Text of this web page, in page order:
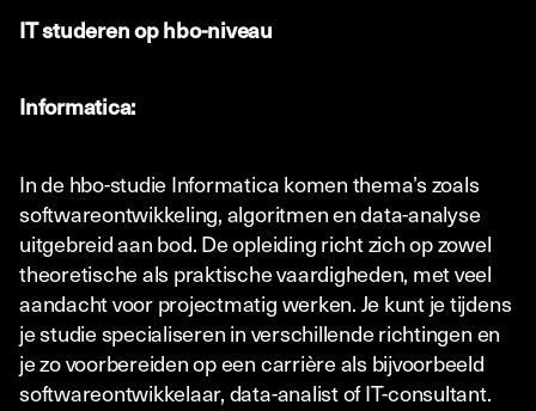
IT studeren op hbo-niveau
Informatica:
In de hbo-studie Informatica komen thema’s zoals
softwareontwikkeling, algoritmen en data-analyse
uitgebreid aan bod. De opleiding richt zich op zowel
theoretische als praktische vaardigheden, met veel
aandacht voor projectmatig werken. Je kunt je tijdens
je studie specialiseren in verschillende richtingen en
je zo voorbereiden op een carrière als bijvoorbeeld
softwareontwikkelaar, data-analist of IT-consultant.